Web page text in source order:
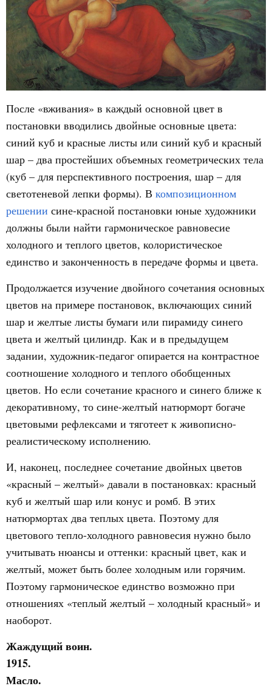
После «вживания» в каждый основной цвет в
постановки вводились двойные основные цвета:
синий куб и красные листы или синий куб и красный
шар – два простейших объемных геометрических тела
(куб – для перспективного построения, шар – для
светотеневой лепки формы). В композиционном
решении сине-красной постановки юные художники
должны были найти гармоническое равновесие
холодного и теплого цветов, колористическое
единство и законченность в передаче формы и цвета.
Продолжается изучение двойного сочетания основных
цветов на примере постановок, включающих синий
шар и желтые листы бумаги или пирамиду синего
цвета и желтый цилиндр. Как и в предыдущем
задании, художник-педагог опирается на контрастное
соотношение холодного и теплого обобщенных
цветов. Но если сочетание красного и синего ближе к
декоративному, то сине-желтый натюрморт богаче
цветовыми рефлексами и тяготеет к живописно-
реалистическому исполнению.
И, наконец, последнее сочетание двойных цветов
«красный – желтый» давали в постановках: красный
куб и желтый шар или конус и ромб. В этих
натюрмортах два теплых цвета. Поэтому для
цветового тепло-холодного равновесия нужно было
учитывать нюансы и оттенки: красный цвет, как и
желтый, может быть более холодным или горячим.
Поэтому гармоническое единство возможно при
отношениях «теплый желтый – холодный красный» и
наоборот.
Жаждущий воин.
1915.
Масло.